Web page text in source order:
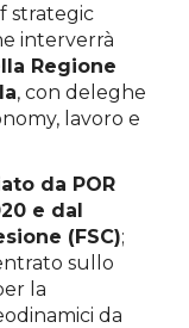
strategic
interverrà
Regione
, con deleghe
lavoro e
da POR
e dal
(FSC);
sullo
la
da